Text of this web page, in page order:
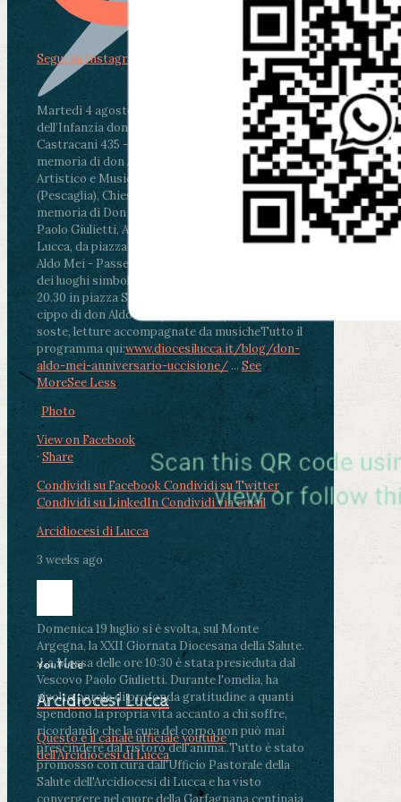
Martedì 4 agosto2026
ore 11:30 - Lucca, Scuola
dell’Infanzia don Aldo Mei - Viale Castruccio
Castracani 435 - Inaugurazione murales in
memoria di don Aldo Mei curato dal Liceo
Artistico e Musicale “Passaglia”
ore 18 - Fiano
(Pescaglia), Chiesa parrocchiale - Messa in
memoria di Don Aldo Mei celebrata da mons.
Paolo Giulietti, Arcivescovo di Lucca
ore 20.30 -
Lucca, da piazza San Michele al Cippo di don
Aldo Mei - Passeggiata della Memoria in alcuni
dei luoghi simbolo della città. Ritrovo alle ore
20.30 in piazza San Michele con conclusione al
cippo di don Aldo Mei (Porta Elisa). Durante le
soste, letture accompagnate da musicheTutto il
programma qui:www.diocesilucca.it/blog/don-
aldo-mei-anniversario-uccisione/ ... See
MoreSee Less
Photo
View on Facebook
· Share
Condividi su FacebookCondividi su Twitter
Condividi su LinkedInCondividi via email
Arcidiocesi di Lucca
3 weeks ago
Domenica 19 luglio si è svolta, sul Monte
Argegna, la XXII Giornata Diocesana della Salute.
.La Messa delle ore 10:30 è stata presieduta dal
Vescovo Paolo Giulietti. Durante l'omelia, ha
rivolto parole di profonda gratitudine a quanti
spendono la propria vita accanto a chi soffre,
ricordando che la cura del corpo non può mai
prescindere dal ristoro dell'anima..Tutto è stato
promosso con cura dall'Ufficio Pastorale della
Salute dell'Arcidiocesi di Lucca e ha visto
convergere nel cuore della Garfagnana centinaia
Segui su Instagram
YouTube
Arcidiocesi Lucca
Questo è il canale ufficiale youtube
dell'Arcidiocesi di Lucca